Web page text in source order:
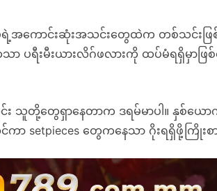
အကောင်းဆုံးအသင်းတွေထဲက တစ်သင်းဖြ
သာ ပရီးမီးယားလိဂ်ဖလားကို ထပ်မံရရှိမှာဖြ
သူတို့တွေရှာနေတာက ဒရမ်မာပါ။ နှစ်ယေ
ကာ setpieces တွေကနေသာ ဂိုးရရှိဖို့ကြိုးစ